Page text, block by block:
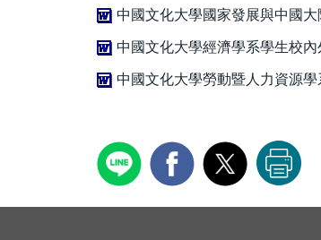
中國文化大學國家發展與中國
中國文化大學經濟學系學生校
中國文化大學勞動暨人力資源